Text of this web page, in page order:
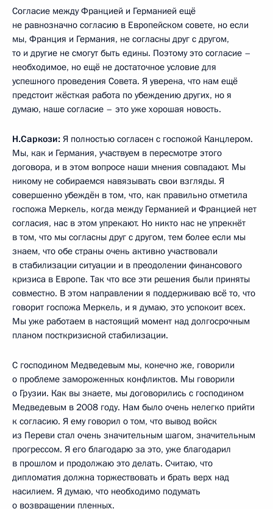
Согласие между Францией и Германией ещё
не равнозначно согласию в Европейском совете, но если
мы, Франция и Германия, не согласны друг с другом,
то и другие не смогут быть едины. Поэтому это согласие –
необходимое, но ещё не достаточное условие для
успешного проведения Совета. Я уверена, что нам ещё
предстоит жёсткая работа по убеждению других, но я
думаю, наше согласие – это уже хорошая новость.
Н.Саркози: Я полностью согласен с госпожой Канцлером.
Мы, как и Германия, участвуем в пересмотре этого
договора, и в этом вопросе наши мнения совпадают. Мы
никому не собираемся навязывать свои взгляды. Я
совершенно убеждён в том, что, как правильно отметила
госпожа Меркель, когда между Германией и Францией нет
согласия, нас в этом упрекают. Но никто нас не упрекнёт
в том, что мы согласны друг с другом, тем более если мы
знаем, что обе страны очень активно участвовали
в стабилизации ситуации и в преодолении финансового
кризиса в Европе. Так что все эти решения были приняты
совместно. В этом направлении я поддерживаю всё то, что
говорит госпожа Меркель, и я думаю, это успокоит всех.
Мы уже работаем в настоящий момент над долгосрочным
планом посткризисной стабилизации.
С господином Медведевым мы, конечно же, говорили
о проблеме замороженных конфликтов. Мы говорили
о Грузии. Как вы знаете, мы договорились с господином
Медведевым в 2008 году. Нам было очень нелегко прийти
к согласию. Я ему говорил о том, что вывод войск
из Переви стал очень значительным шагом, значительным
прогрессом. Я его благодарю за это, уже благодарил
в прошлом и продолжаю это делать. Считаю, что
дипломатия должна торжествовать и брать верх над
насилием. Я думаю, что необходимо подумать
о возвращении пленных.